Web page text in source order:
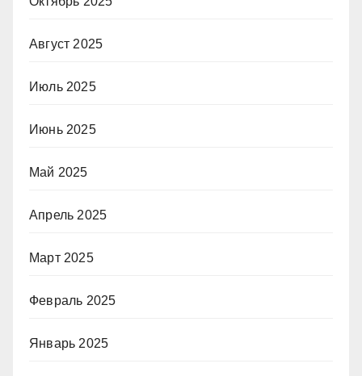
Август 2025
Июль 2025
Июнь 2025
Май 2025
Апрель 2025
Март 2025
Февраль 2025
Январь 2025